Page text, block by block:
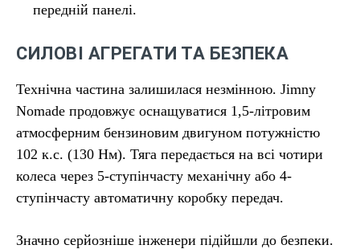
передній панелі.
СИЛОВІ АГРЕГАТИ ТА БЕЗПЕКА
Технічна частина залишилася незмінною. Jimny
Nomade продовжує оснащуватися 1,5-літровим
атмосферним бензиновим двигуном потужністю
102 к.с. (130 Нм). Тяга передається на всі чотири
колеса через 5-ступінчасту механічну або 4-
ступінчасту автоматичну коробку передач.
Значно серйозніше інженери підійшли до безпеки.